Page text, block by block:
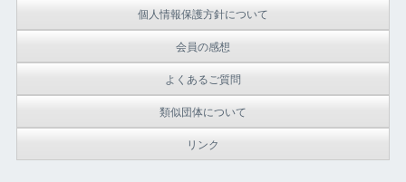
個人情報保護方針について
会員の感想
よくあるご質問
類似団体について
リンク